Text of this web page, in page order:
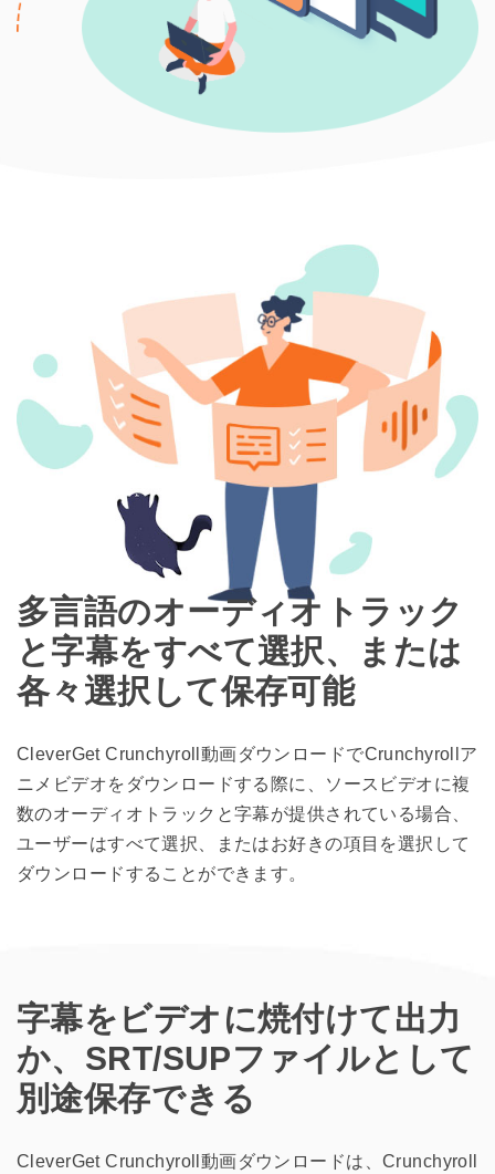
多言語のオーディオトラック
と字幕をすべて選択、または
各々選択して保存可能
CleverGet Crunchyroll動画ダウンロードでCrunchyrollア
ニメビデオをダウンロードする際に、ソースビデオに複
数のオーディオトラックと字幕が提供されている場合、
ユーザーはすべて選択、またはお好きの項目を選択して
ダウンロードすることができます。
字幕をビデオに焼付けて出力
か、SRT/SUPファイルとして
別途保存できる
CleverGet Crunchyroll動画ダウンロードは、Crunchyroll